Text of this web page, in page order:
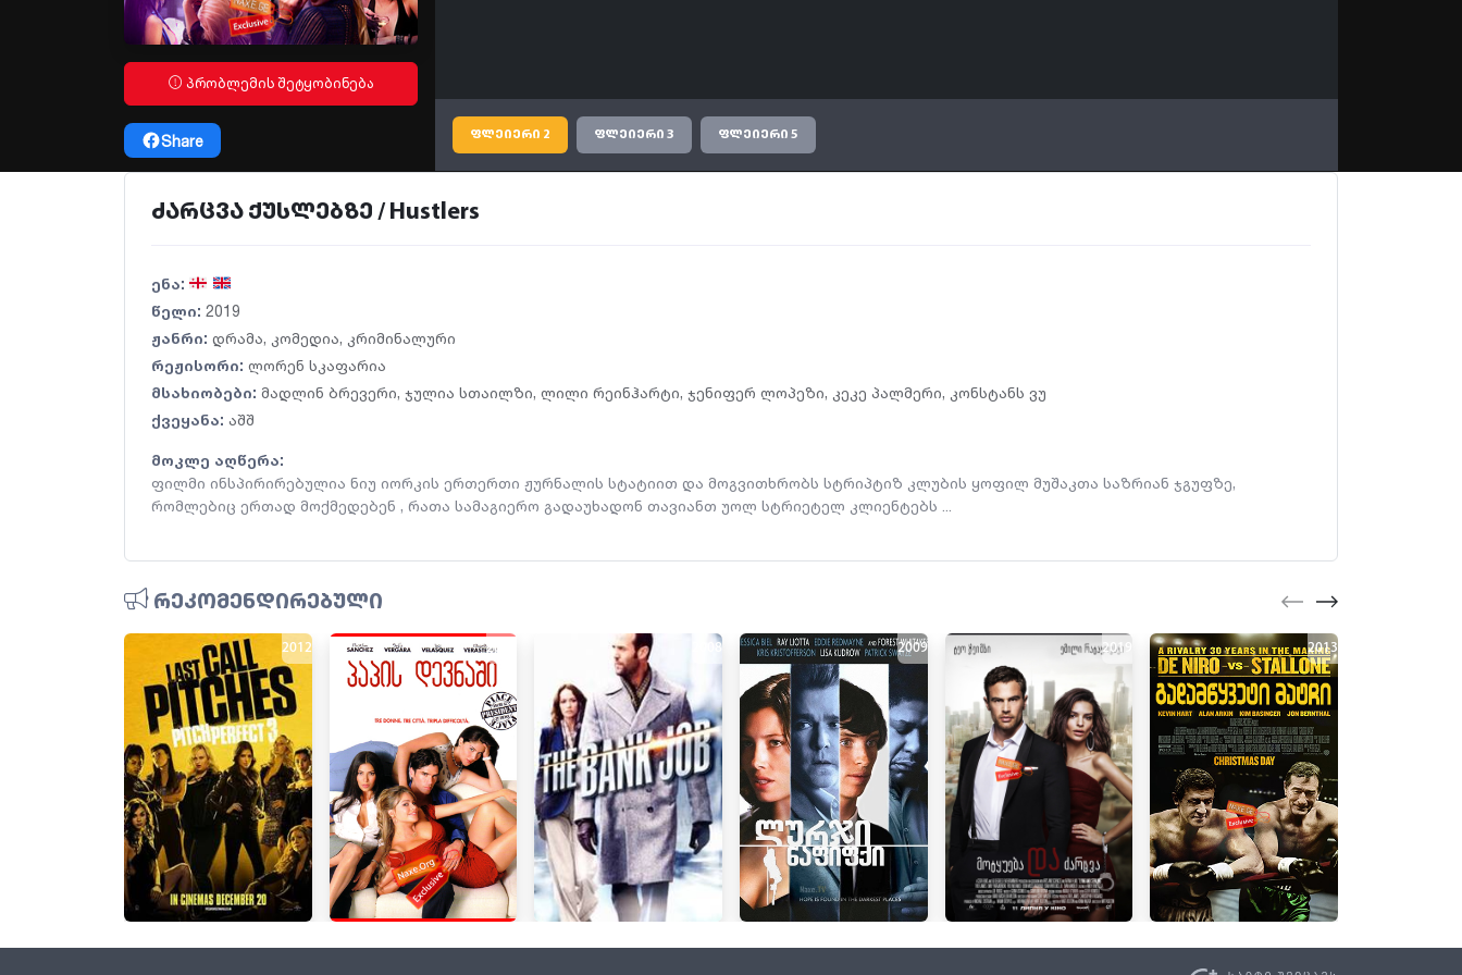
პრობლემის შეტყობინება
Share ფლეიერი 2 ფლეიერი 3 ფლეიერი 5
ძარცვა ქუსლებზე / Hustlers
ენა:
წელი: 2019
ჟანრი: დრამა, კომედია, კრიმინალური
რეჟისორი: ლორენ სკაფარია
მსახიობები: მადლინ ბრევერი, ჯულია სთაილზი, ლილი რეინჰარტი, ჯენიფერ ლოპეზი, კეკე პალმერი, კონსტანს ვუ
ქვეყანა: აშშ
მოკლე აღწერა:
ფილმი ინსპირირებულია ნიუ იორკის ერთერთი ჟურნალის სტატიით და მოგვითხრობს სტრიპტიზ კლუბის ყოფილ მუშაკთა საზრიან ჯგუფზე,
რომლებიც ერთად მოქმედებენ , რათა სამაგიერო გადაუხადონ თავიანთ უოლ სტრიეტელ კლიენტებს ...
რეკომენდირებული
2012 2003 2008 2009 2019 2013